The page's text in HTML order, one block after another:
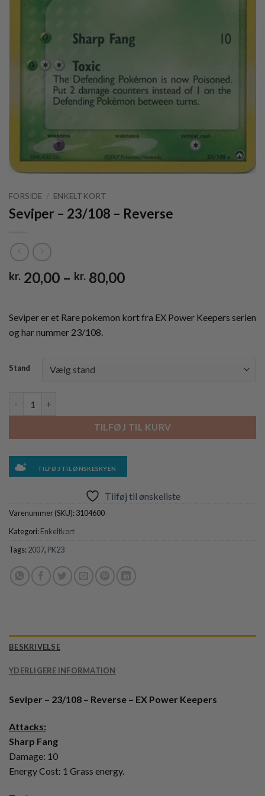
FORSIDE / ENKELTKORT
Seviper – 23/108 – Reverse
kr. 20,00 – kr. 80,00Prisinterval:
kr. 80,00
Seviper er et Rare pokemon kort fra EX Power Keepers serien
og har nummer 23/108.
Stand
TILFØJ TIL KURV
TILFØJ TIL ØNSKESKYEN
Tilføj til ønskeliste
Varenummer (SKU):3104600
Kategori:Enkeltkort
Tags:2007, PK23
BESKRIVELSE
YDERLIGERE INFORMATION
Seviper – 23/108 – Reverse – EX Power Keepers
Attacks:
Sharp Fang
Damage: 10
Energy Cost: 1 Grass energy.